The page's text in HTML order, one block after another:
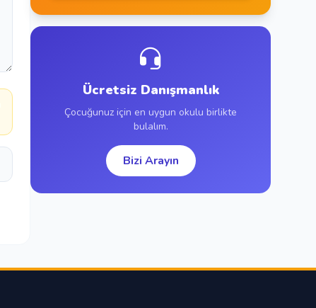
Ücretsiz Danışmanlık
Çocuğunuz için en uygun okulu birlikte
bulalım.
Bizi Arayın